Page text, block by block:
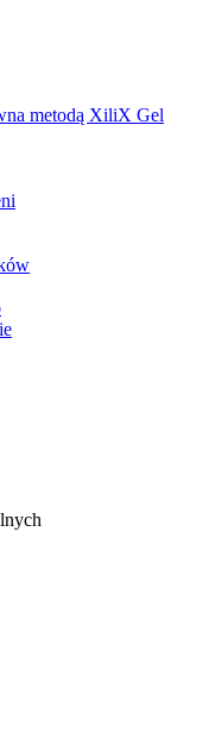
metodą XiliX Gel